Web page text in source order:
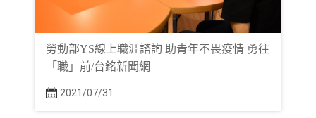
勞動部YS線上職涯諮詢 助青年不畏疫情 勇往
「職」前/台銘新聞網
2021/07/31